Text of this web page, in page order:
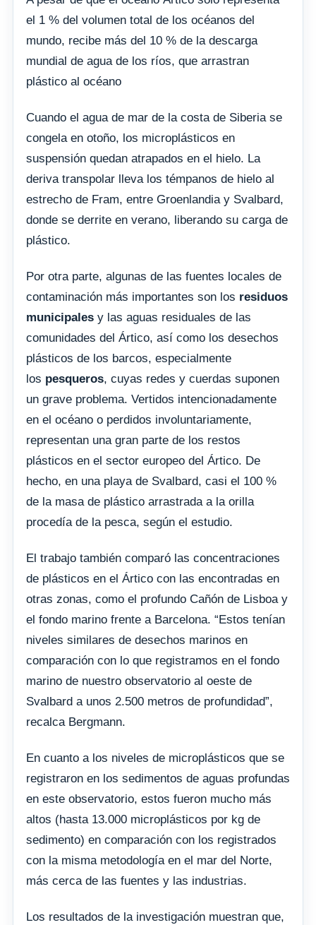
el 1 % del volumen total de los océanos del
mundo, recibe más del 10 % de la descarga
mundial de agua de los ríos, que arrastran
plástico al océano
Cuando el agua de mar de la costa de Siberia se
congela en otoño, los microplásticos en
suspensión quedan atrapados en el hielo. La
deriva transpolar lleva los témpanos de hielo al
estrecho de Fram, entre Groenlandia y Svalbard,
donde se derrite en verano, liberando su carga de
plástico.
Por otra parte, algunas de las fuentes locales de
contaminación más importantes son los residuos
municipales y las aguas residuales de las
comunidades del Ártico, así como los desechos
plásticos de los barcos, especialmente
los pesqueros, cuyas redes y cuerdas suponen
un grave problema. Vertidos intencionadamente
en el océano o perdidos involuntariamente,
representan una gran parte de los restos
plásticos en el sector europeo del Ártico. De
hecho, en una playa de Svalbard, casi el 100 %
de la masa de plástico arrastrada a la orilla
procedía de la pesca, según el estudio.
El trabajo también comparó las concentraciones
de plásticos en el Ártico con las encontradas en
otras zonas, como el profundo Cañón de Lisboa y
el fondo marino frente a Barcelona. “Estos tenían
niveles similares de desechos marinos en
comparación con lo que registramos en el fondo
marino de nuestro observatorio al oeste de
Svalbard a unos 2.500 metros de profundidad”,
recalca Bergmann.
En cuanto a los niveles de microplásticos que se
registraron en los sedimentos de aguas profundas
en este observatorio, estos fueron mucho más
altos (hasta 13.000 microplásticos por kg de
sedimento) en comparación con los registrados
con la misma metodología en el mar del Norte,
más cerca de las fuentes y las industrias.
Los resultados de la investigación muestran que,